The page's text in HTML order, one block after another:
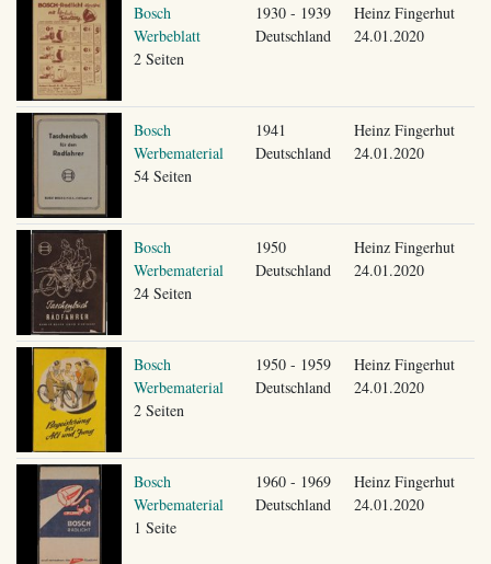
Bosch
Werbeblatt
2 Seiten
1930 - 1939
Deutschland
Heinz Fingerhut
24.01.2020
Bosch
Werbematerial
54 Seiten
1941
Deutschland
Heinz Fingerhut
24.01.2020
Bosch
Werbematerial
24 Seiten
1950
Deutschland
Heinz Fingerhut
24.01.2020
Bosch
Werbematerial
2 Seiten
1950 - 1959
Deutschland
Heinz Fingerhut
24.01.2020
Bosch
Werbematerial
1 Seite
1960 - 1969
Deutschland
Heinz Fingerhut
24.01.2020